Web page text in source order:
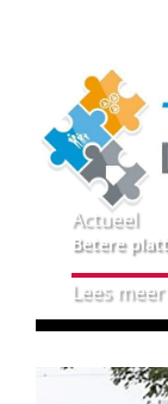
Actueel
Betere
Lees meer